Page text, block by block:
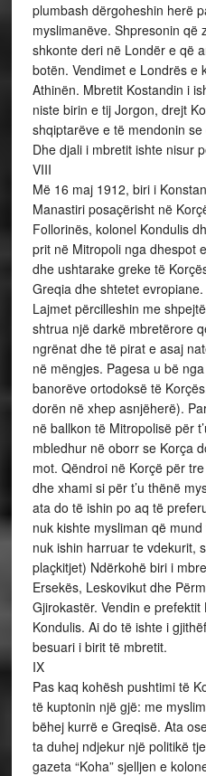
plumbash dërgoheshin herë
myslimanëve. Shpresonin që
shkonte deri në Londër e që
botën. Vendimet e Londrës e
Athinën. Mbretit Kostandin i
niste birin e tij Jorgon, drejt
shqiptarëve e të mendonin
Dhe djali i mbretit ishte nisur
VIII
Më 16 maj 1912, biri i
Manastiri posaçërisht në
Follorinës, kolonel Kondulis
prit në Mitropoli nga dhespot
dhe ushtarake greke të
Greqia dhe shtetet
Lajmet përcilleshin me
shtrua një darkë mbretërore
ngrënat dhe të pirat e asaj
në mëngjes. Pagesa u bë
banorëve ortodoksë të
dorën në xhep asnjëherë).
në ballkon të Mitropolisë për
mbledhur në oborr se Korça
mot. Qëndroi në Korçë për
dhe xhami si për t’u thënë
ata do të ishin po aq të
nuk kishte mysliman që
nuk ishin harruar te vdekurit,
plaçkitjet) Ndërkohë biri i
Ersekës, Leskovikut dhe
Gjirokastër. Vendin e
Kondulis. Ai do të ishte i
besuari i birit të mbretit.
IX
Pas kaq kohësh pushtimi të
të kuptonin një gjë: me
bëhej kurrë e Greqisë. Ata
ta duhej ndjekur një politikë
gazeta “Koha” sjelljen e